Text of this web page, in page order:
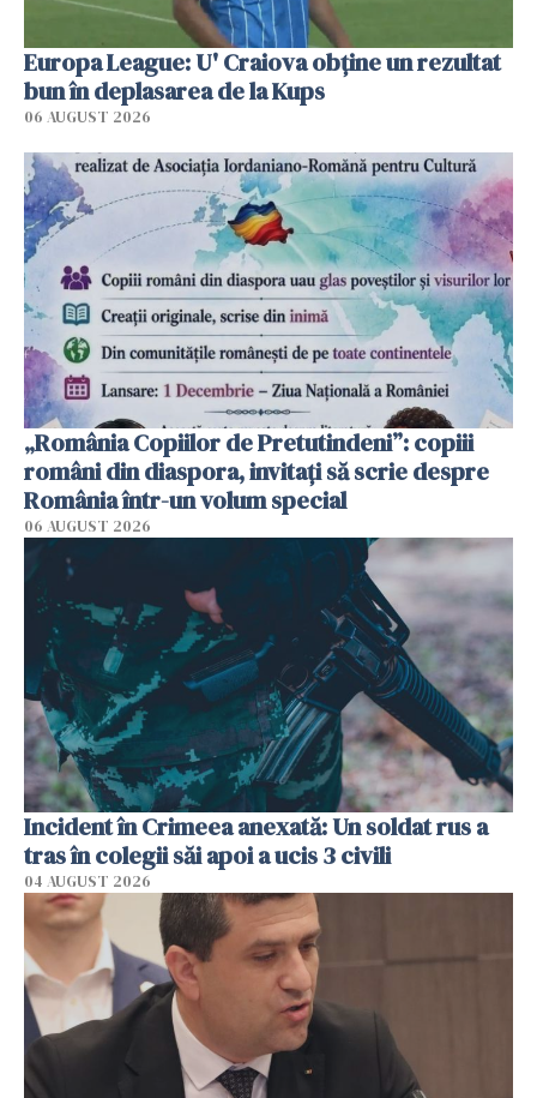
Europa League: U' Craiova obține un rezultat
bun în deplasarea de la Kups
06 AUGUST 2026
„România Copiilor de Pretutindeni”: copiii
români din diaspora, invitați să scrie despre
România într-un volum special
06 AUGUST 2026
Incident în Crimeea anexată: Un soldat rus a
tras în colegii săi apoi a ucis 3 civili
04 AUGUST 2026